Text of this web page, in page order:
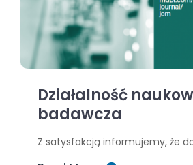
Działalność
badawcza
Z satysfakcją informujemy, że